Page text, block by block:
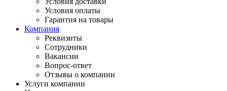
Условия оплаты
Гарантия на товары
Компания
Реквизиты
Сотрудники
Вакансии
Вопрос-ответ
Отзывы о компании
Услуги компании